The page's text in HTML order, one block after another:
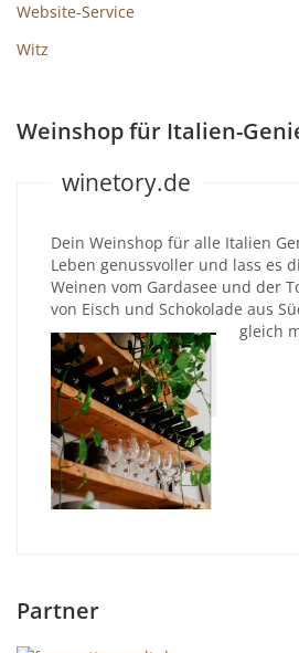
Website-Service
Witz
Weinshop für Italien-
winetory.de
Dein Weinshop für alle Italien
Leben genussvoller und lass es
Weinen vom Gardasee und der
von Eisch und Schokolade aus
gleich
Partner